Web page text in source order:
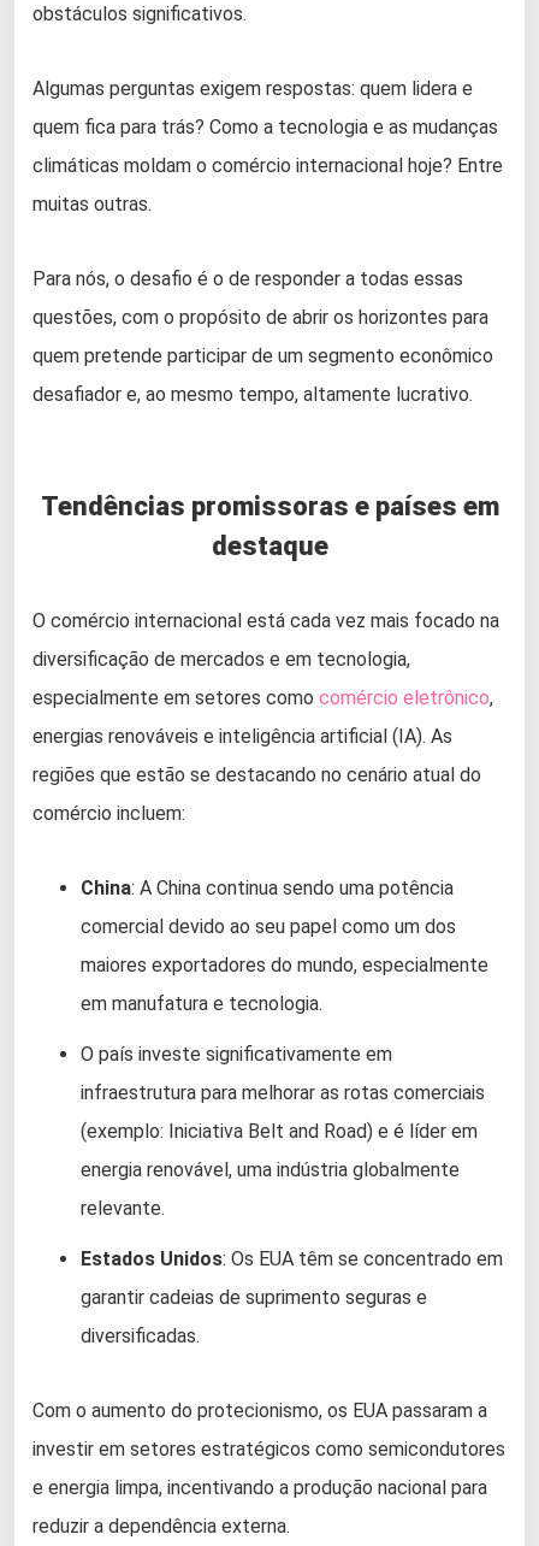
obstáculos significativos.
Algumas perguntas exigem respostas: quem lidera e
quem fica para trás? Como a tecnologia e as mudanças
climáticas moldam o comércio internacional hoje? Entre
muitas outras.
Para nós, o desafio é o de responder a todas essas
questões, com o propósito de abrir os horizontes para
quem pretende participar de um segmento econômico
desafiador e, ao mesmo tempo, altamente lucrativo.
Tendências promissoras e países em
destaque
O comércio internacional está cada vez mais focado na
diversificação de mercados e em tecnologia,
especialmente em setores como comércio eletrônico,
energias renováveis e inteligência artificial (IA). As
regiões que estão se destacando no cenário atual do
comércio incluem:
China: A China continua sendo uma potência
comercial devido ao seu papel como um dos
maiores exportadores do mundo, especialmente
em manufatura e tecnologia.
O país investe significativamente em
infraestrutura para melhorar as rotas comerciais
(exemplo: Iniciativa Belt and Road) e é líder em
energia renovável, uma indústria globalmente
relevante.
Estados Unidos: Os EUA têm se concentrado em
garantir cadeias de suprimento seguras e
diversificadas.
Com o aumento do protecionismo, os EUA passaram a
investir em setores estratégicos como semicondutores
e energia limpa, incentivando a produção nacional para
reduzir a dependência externa.